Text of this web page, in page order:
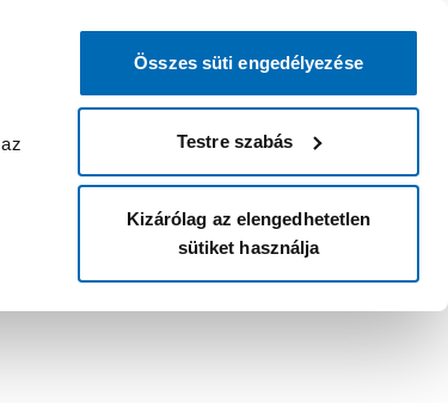
Összes süti engedélyezése
Testre szabás
Kizárólag az elengedhetetlen
sütiket használja